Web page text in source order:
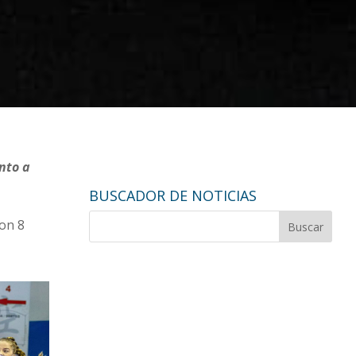
a
8
BUSCADOR DE NOTICIAS